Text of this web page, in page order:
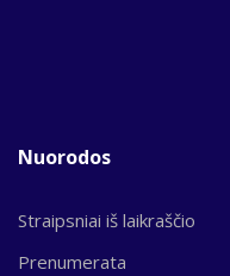
Nuorodos
Straipsniai iš laikraščio
Prenumerata